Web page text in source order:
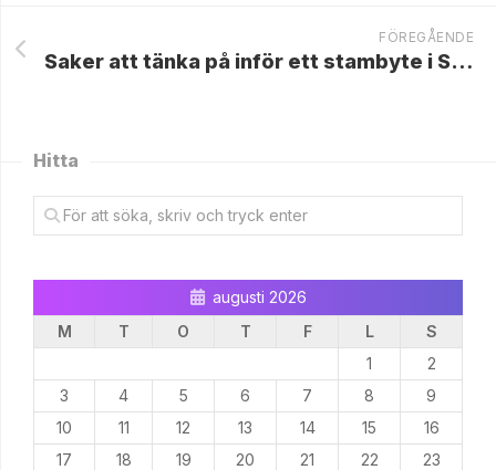
FÖREGÅENDE
Saker att tänka på inför ett stambyte i Stockholm
Hitta
augusti 2026
M
T O T F L
S
1
2
3
4 5 6 7 8
9
10
11 12 13 14 15
16
17
18 19 20 21 22
23